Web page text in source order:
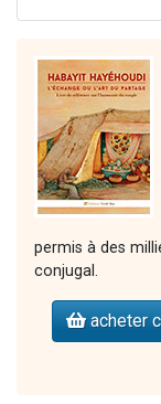
permis à des
conjugal.
acheter